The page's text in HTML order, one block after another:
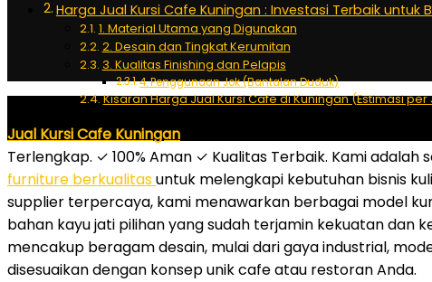
Harga Jual Kursi Cafe Kuningan : Investasi Terbaik untuk
1. Material Utama yang Digunakan
2. Desain dan Tingkat Kerumitan
3. Kualitas Finishing dan Pelapis
4. Penggunaan Jok (Bantalan Duduk)
Kisaran Harga Jual Kursi Cafe di Kuningan (Estimasi per
Jual Kursi Cafe Kuningan
Terlengkap. ✓ 100% Aman ✓ Kualitas Terbaik. Kami adalah
furniture berkualitasuntuk melengkapi kebutuhan bisnis
supplier terpercaya, kami menawarkan berbagai model
bahan kayu jati pilihan yang sudah terjamin kekuatan dan
mencakup beragam desain, mulai dari gaya industrial,
disesuaikan dengan konsep unik cafe atau restoran Anda.